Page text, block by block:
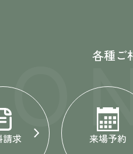
各種ご
求 来場予約